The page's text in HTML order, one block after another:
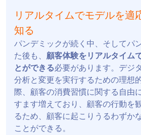
リアルタイムでモデルを適
知る
パンデミックが続く中、そしてパ
た後も、 顧客体験をリアルタイム
とができる必要があります。デジ
分析と変更を実行するための理想
際、顧客の消費習慣に関する自由
すます増えており、顧客の行動を
るため、顧客に起こりうるわずか
ことができる。